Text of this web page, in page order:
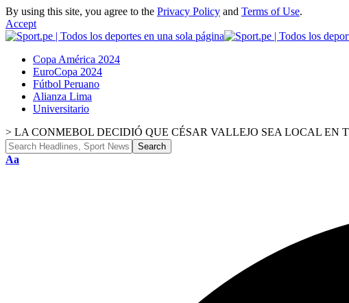
By using this site, you agree to the Privacy Policy and Terms of Use.
Accept
Copa América 2024
EuroCopa 2024
Fútbol Peruano
Alianza Lima
Universitario
> LA CONMEBOL DECIDIÓ QUE CÉSAR VALLEJO SEA LOCAL
Aa